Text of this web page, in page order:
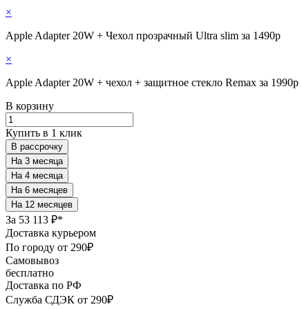
×
Apple Adapter 20W + Чехол прозрачный Ultra slim за 1490р
×
Apple Adapter 20W + чехол + защитное стекло Remax за 1990р
В корзину
Купить в 1 клик
В рассрочку
За 53 113 ₽*
Доставка курьером
По городу от 290₽
Самовывоз
бесплатно
Доставка по РФ
Служба СДЭК от 290₽